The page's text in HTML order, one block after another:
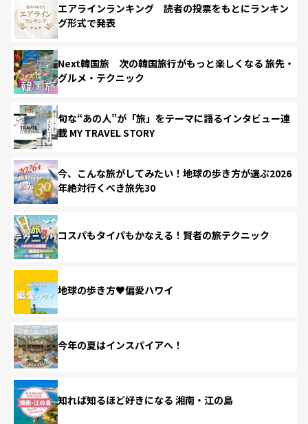
エアラインランキング 読者の投票をもとにランキン
グ形式で発表
Next韓国旅 次の韓国旅行がもっと楽しくなる 旅先・
グルメ・テクニック
旬な“あの人”が「旅」をテーマに語るインタビュー連
載 MY TRAVEL STORY
今、こんな旅がしてみたい！地球の歩き方が選ぶ2026
年絶対行くべき旅先30
コスパもタイパもかなえる！賢者の旅テクニック
地球の歩き方♥偏愛ハワイ
今年の夏はインスパイアへ！
知れば知るほど好きになる 湘南・江の島